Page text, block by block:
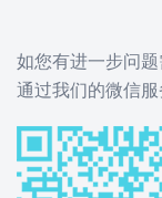
如您有进一步问
通过我们的微信